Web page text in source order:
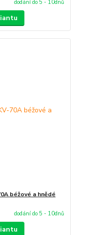
dodání do 5 - 10dnů
béžové a hnědé
dodání do 5 - 10dnů